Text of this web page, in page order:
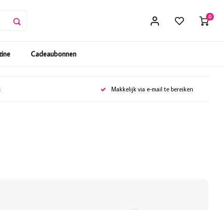
0
Cadeaubonnen
Makkelijk via e-mail te bereiken